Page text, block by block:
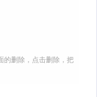
的删除，点击删除，把